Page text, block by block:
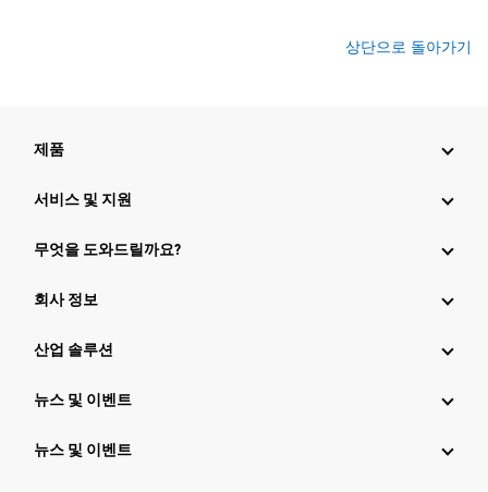
상단으로 돌아가기
제품
서비스 및 지원
무엇을 도와드릴까요?
회사 정보
산업 솔루션
뉴스 및 이벤트
뉴스 및 이벤트